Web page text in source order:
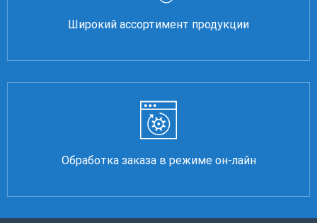
Широкий ассортимент продукции
Обработка заказа в режиме он-лайн